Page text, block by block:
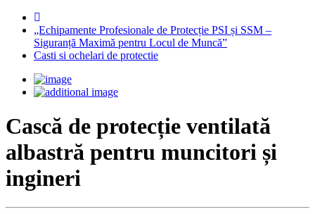
„Echipamente Profesionale de Protecție PSI și SSM –
Siguranță Maximă pentru Locul de Muncă”
Casti si ochelari de protectie
Cască de protecție ventilată
albastră pentru muncitori și
ingineri